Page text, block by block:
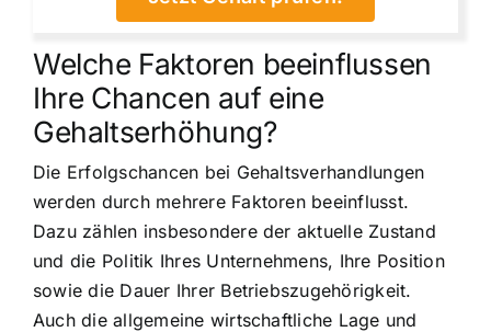
Welche Faktoren beeinflussen
Ihre Chancen auf eine
Gehaltserhöhung?
Die Erfolgschancen bei Gehaltsverhandlungen
werden durch mehrere Faktoren beeinflusst.
Dazu zählen insbesondere der aktuelle Zustand
und die Politik Ihres Unternehmens, Ihre Position
sowie die Dauer Ihrer Betriebszugehörigkeit.
Auch die allgemeine wirtschaftliche Lage und